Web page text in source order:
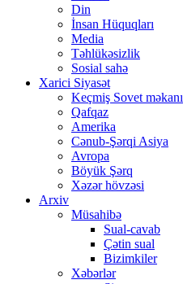
Din
İnsan Hüquqları
Media
Təhlükəsizlik
Sosial sahə
Xarici Siyasət
Keçmiş Sovet məkanı
Qafqaz
Amerika
Cənub-Şərqi Asiya
Avropa
Böyük Şərq
Xəzər hövzəsi
Arxiv
Müsahibə
Sual-cavab
Çətin sual
Bizimkiler
Xəbərlər